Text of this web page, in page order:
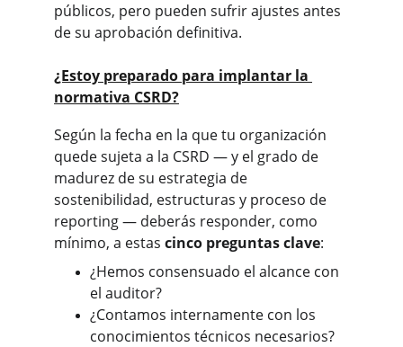
públicos, pero pueden sufrir ajustes antes
de su aprobación definitiva.
¿Estoy preparado para implantar la
normativa CSRD?
Según la fecha en la que tu organización
quede sujeta a la CSRD — y el grado de
madurez de su estrategia de
sostenibilidad, estructuras y proceso de
reporting — deberás responder, como
mínimo, a estas cinco preguntas clave:
¿Hemos consensuado el alcance con
el auditor?
¿Contamos internamente con los
conocimientos técnicos necesarios?